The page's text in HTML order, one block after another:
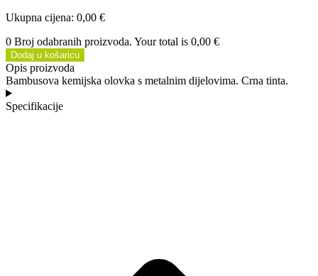
Ukupna cijena: 0,00 €
0 Broj odabranih proizvoda. Your total is 0,00 €
Dodaj u košaricu
Opis proizvoda
Bambusova kemijska olovka s metalnim dijelovima. Crna tinta.
Specifikacije